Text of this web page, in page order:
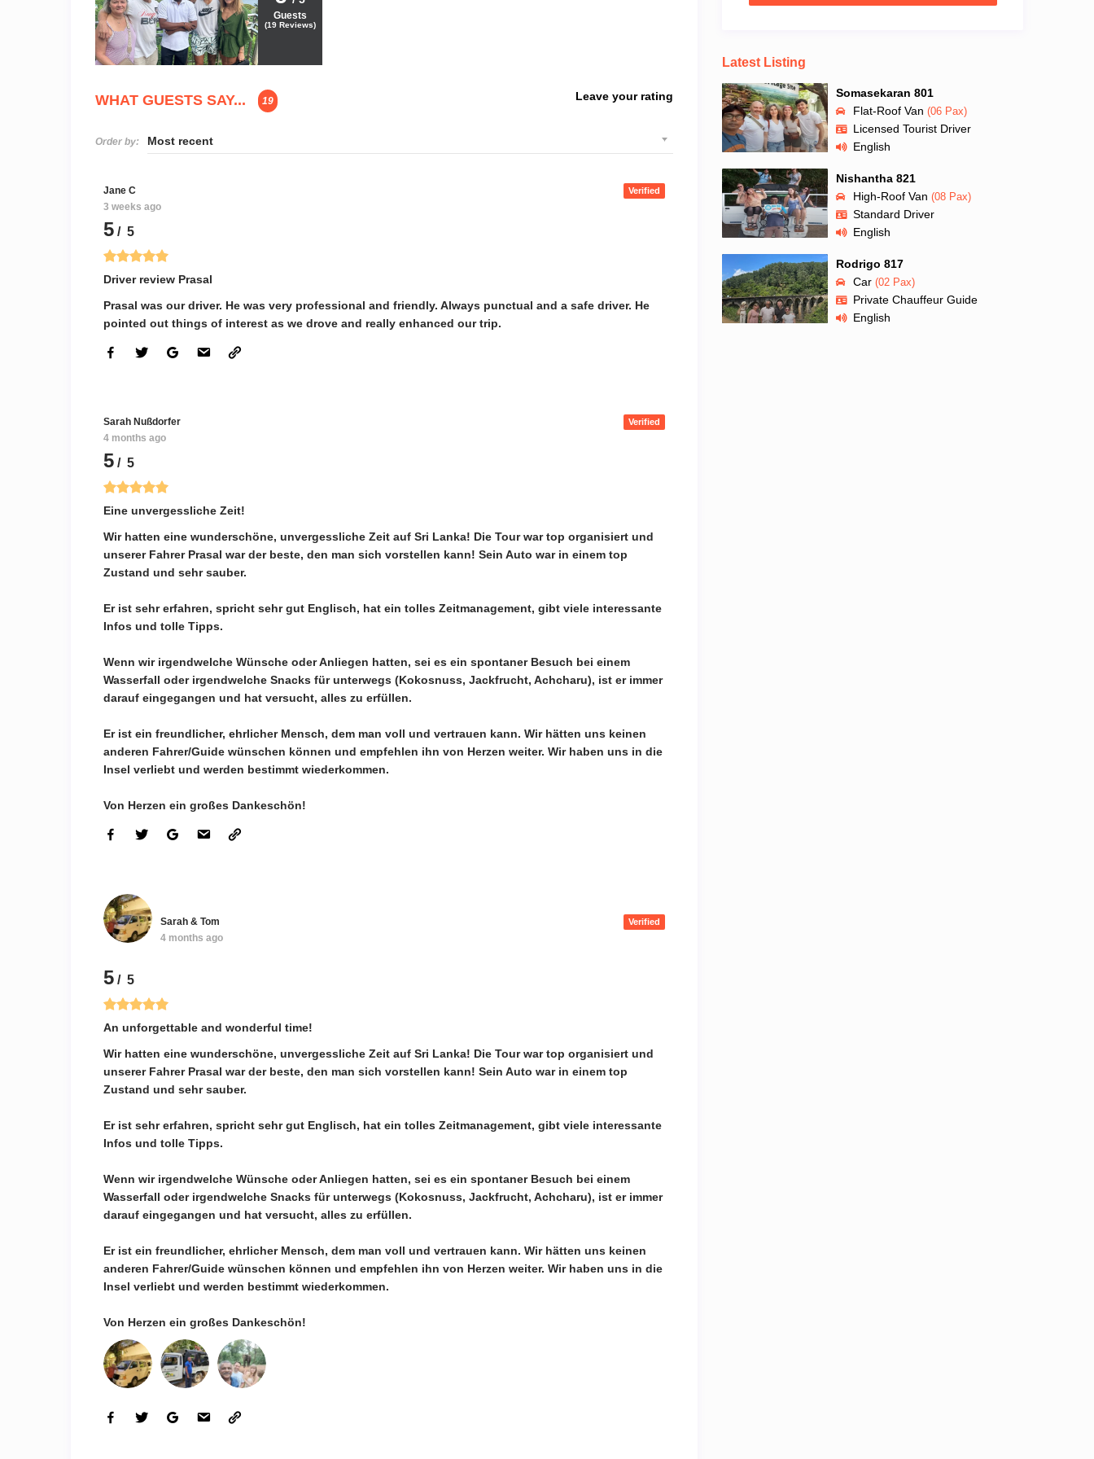
Guests
(19 Reviews)
WHAT GUESTS SAY... 19 Leave your rating
Order by:
Jane C Verified
3 weeks ago
5 / 5
Driver review Prasal
Prasal was our driver. He was very professional and friendly. Always punctual and a safe driver. He
pointed out things of interest as we drove and really enhanced our trip.
Sarah Nußdorfer Verified
4 months ago
5 / 5
Eine unvergessliche Zeit!
Wir hatten eine wunderschöne, unvergessliche Zeit auf Sri Lanka! Die Tour war top organisiert und
unserer Fahrer Prasal war der beste, den man sich vorstellen kann! Sein Auto war in einem top
Zustand und sehr sauber.
Er ist sehr erfahren, spricht sehr gut Englisch, hat ein tolles Zeitmanagement, gibt viele interessante
Infos und tolle Tipps.
Wenn wir irgendwelche Wünsche oder Anliegen hatten, sei es ein spontaner Besuch bei einem
Wasserfall oder irgendwelche Snacks für unterwegs (Kokosnuss, Jackfrucht, Achcharu), ist er immer
darauf eingegangen und hat versucht, alles zu erfüllen.
Er ist ein freundlicher, ehrlicher Mensch, dem man voll und vertrauen kann. Wir hätten uns keinen
anderen Fahrer/Guide wünschen können und empfehlen ihn von Herzen weiter. Wir haben uns in die
Insel verliebt und werden bestimmt wiederkommen.
Von Herzen ein großes Dankeschön!
Sarah & Tom Verified
4 months ago
5 / 5
An unforgettable and wonderful time!
Wir hatten eine wunderschöne, unvergessliche Zeit auf Sri Lanka! Die Tour war top organisiert und
unserer Fahrer Prasal war der beste, den man sich vorstellen kann! Sein Auto war in einem top
Zustand und sehr sauber.
Er ist sehr erfahren, spricht sehr gut Englisch, hat ein tolles Zeitmanagement, gibt viele interessante
Infos und tolle Tipps.
Wenn wir irgendwelche Wünsche oder Anliegen hatten, sei es ein spontaner Besuch bei einem
Wasserfall oder irgendwelche Snacks für unterwegs (Kokosnuss, Jackfrucht, Achcharu), ist er immer
darauf eingegangen und hat versucht, alles zu erfüllen.
Er ist ein freundlicher, ehrlicher Mensch, dem man voll und vertrauen kann. Wir hätten uns keinen
anderen Fahrer/Guide wünschen können und empfehlen ihn von Herzen weiter. Wir haben uns in die
Insel verliebt und werden bestimmt wiederkommen.
Von Herzen ein großes Dankeschön!
Latest Listing
Somasekaran 801
Flat-Roof Van (06 Pax)
Licensed Tourist Driver
English
Nishantha 821
High-Roof Van (08 Pax)
Standard Driver
English
Rodrigo 817
Car (02 Pax)
Private Chauffeur Guide
English